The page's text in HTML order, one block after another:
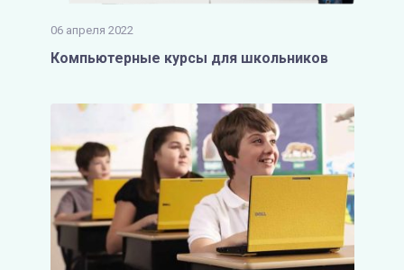
06 апреля 2022
Компьютерные курсы для школьников